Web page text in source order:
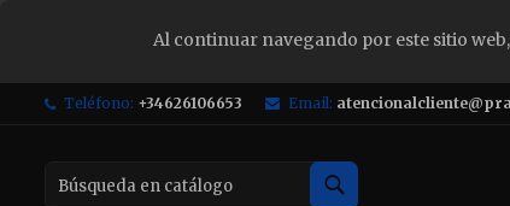
Al continuar navegando por este sitio
Teléfono: +34626106653 Email: